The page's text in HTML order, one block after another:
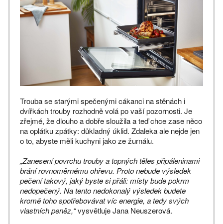
Trouba se starými spečenými cákanci na stěnách i
dvířkách trouby rozhodně volá po vaší pozornosti. Je
zřejmé, že dlouho a dobře sloužila a teď chce zase něco
na oplátku zpátky: důkladný úklid. Zdaleka ale nejde jen
o to, abyste měli kuchyni jako ze žurnálu.
„Zanesení povrchu trouby a topných těles připáleninami
brání rovnoměrnému ohřevu. Proto nebude výsledek
pečení takový, jaký byste si přáli: místy bude pokrm
nedopečený. Na tento nedokonalý výsledek budete
kromě toho spotřebovávat víc energie, a tedy svých
vlastních peněz,“vysvětluje Jana Neuszerová.